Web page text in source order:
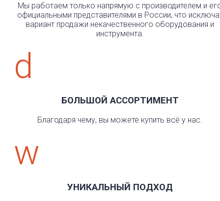
Мы работаем только напрямую с производителем и
официальными представителями в России, что
вариант продажи некачественного оборудования и
инструмента.
d
БОЛЬШОЙ АССОРТИМЕНТ
Благодаря чему, вы можете купить всё у нас.
w
УНИКАЛЬНЫЙ ПОДХОД